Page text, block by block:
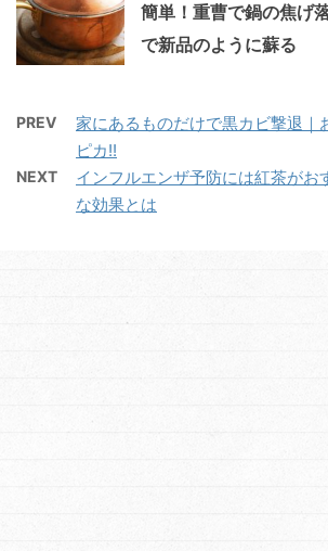
簡単！重曹で鍋の焦げ
で新品のように蘇る
PREV
家にあるものだけで黒カビ撃退｜
ピカ!!
NEXT
インフルエンザ予防には紅茶がお
な効果とは